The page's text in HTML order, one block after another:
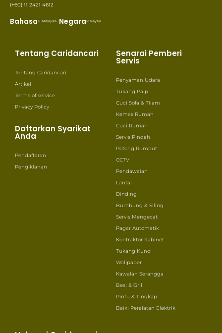
(+60) 11 2421 4612
BahasaB. Malaysia NegaraMalaysia
Tentang Caridancari
Tentang Caridancari
Artikel
Terms of service
Privacy Policy
Daftarkan Syarikat
Anda
Pendaftaran
Pengiklanan
Senarai Pemberi
Servis
Penyaman Udara
Tukang Paip
Cuci Sofa & Tilam
Kemas Rumah
Cuci Rumah
Servis Pindah
Potong Rumput
CCTV
Pendawaian
Lantai
Dinding
Bumbung & Siling
Servis Mengecat
Pagar Automatik
Kontraktor Kabinet
Tukang Kunci
Wallpaper
Kawalan Serangga
Besi & Gril
Pintu & Tingkap
Baiki Peralatan Elektrik